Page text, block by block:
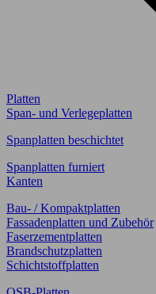
Platten
Span- und Verlegeplatten
Spanplatten beschichtet
Spanplatten furniert
Kanten
Bau- / Kompaktplatten
Fassadenplatten und Zubehör
Faserzementplatten
Brandschutzplatten
Schichtstoffplatten